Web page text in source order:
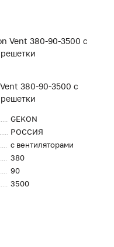
380-90-3500 с
GEKON
РОССИЯ
с вентиляторами
380
90
3500